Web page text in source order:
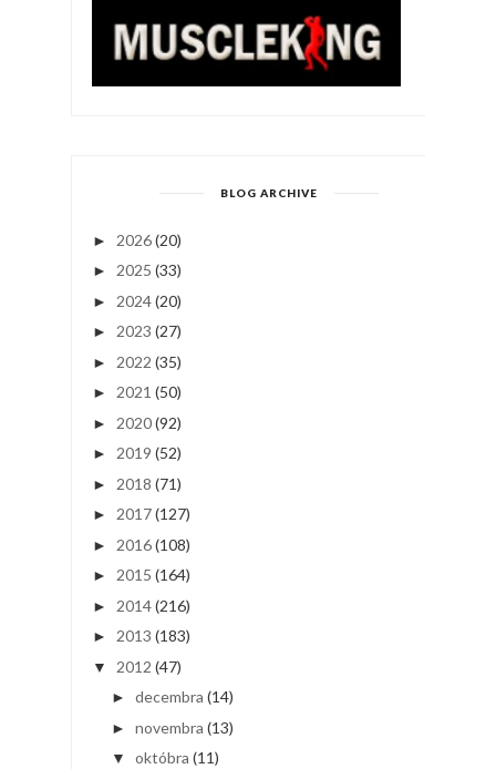
BLOG ARCHIVE
► 2026(20)
► 2025 (33)
► 2024(20)
► 2023 (27)
► 2022 (35)
► 2021 (50)
► 2020(92)
► 2019 (52)
► 2018 (71)
► 2017(127)
► 2016(108)
► 2015 (164)
► 2014(216)
► 2013 (183)
▼ 2012 (47)
► decembra (14)
► novembra (13)
▼ októbra (11)